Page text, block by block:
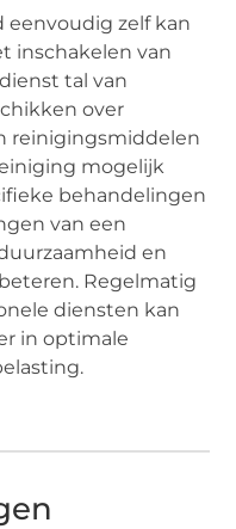
eenvoudig zelf kan
inschakelen van
tal van
over
reinigingsmiddelen
mogelijk
behandelingen
van een
en
Regelmatig
diensten kan
in optimale